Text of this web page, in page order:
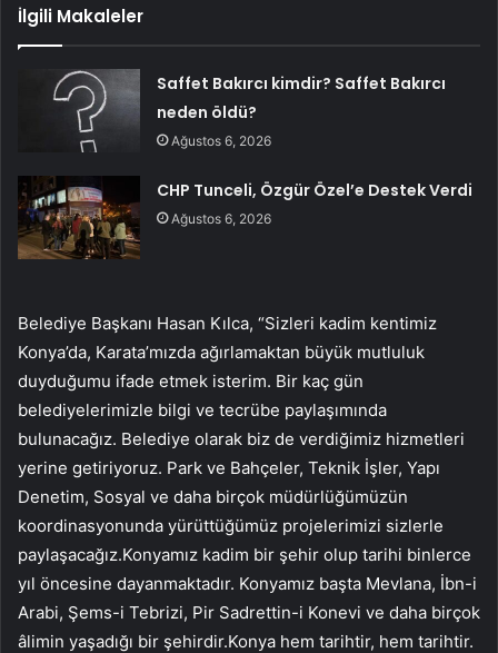
İlgili Makaleler
Saffet Bakırcı kimdir? Saffet Bakırcı
neden öldü?
Ağustos 6, 2026
CHP Tunceli, Özgür Özel’e Destek Verdi
Ağustos 6, 2026
Belediye Başkanı Hasan Kılca, “Sizleri kadim kentimiz
Konya’da, Karata’mızda ağırlamaktan büyük mutluluk
duyduğumu ifade etmek isterim. Bir kaç gün
belediyelerimizle bilgi ve tecrübe paylaşımında
bulunacağız. Belediye olarak biz de verdiğimiz hizmetleri
yerine getiriyoruz. Park ve Bahçeler, Teknik İşler, Yapı
Denetim, Sosyal ve daha birçok müdürlüğümüzün
koordinasyonunda yürüttüğümüz projelerimizi sizlerle
paylaşacağız.Konyamız kadim bir şehir olup tarihi binlerce
yıl öncesine dayanmaktadır. Konyamız başta Mevlana, İbn-i
Arabi, Şems-i Tebrizi, Pir Sadrettin-i Konevi ve daha birçok
âlimin yaşadığı bir şehirdir.Konya hem tarihtir, hem tarihtir.